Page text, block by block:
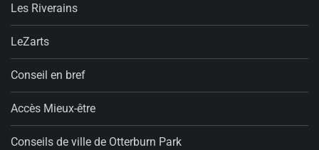
Les Riverains
LeZarts
Conseil en bref
Accès Mieux-être
Conseils de ville de Otterburn Park